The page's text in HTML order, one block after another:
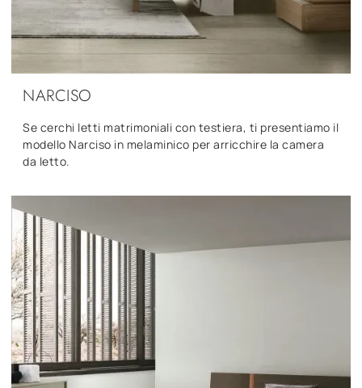
NARCISO
Se cerchi letti matrimoniali con testiera, ti presentiamo il
modello Narciso in melaminico per arricchire la camera
da letto.